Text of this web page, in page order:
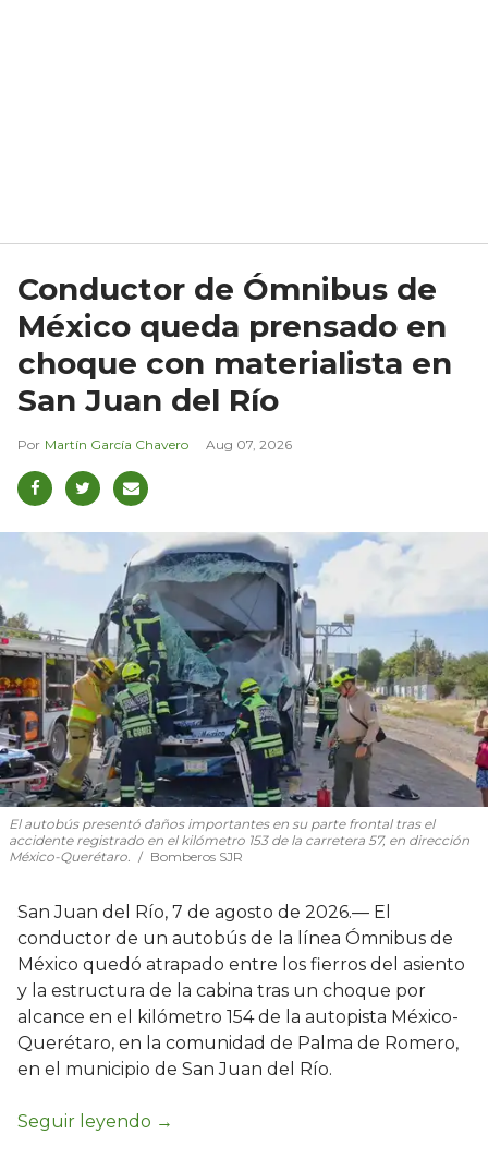
Conductor de Ómnibus de
México queda prensado en
choque con materialista en
San Juan del Río
Martín García Chavero Aug 07, 2026
El autobús presentó daños importantes en su parte frontal tras el
accidente registrado en el kilómetro 153 de la carretera 57, en dirección
México-Querétaro.
Bomberos SJR
San Juan del Río, 7 de agosto de 2026.— El
conductor de un autobús de la línea Ómnibus de
México quedó atrapado entre los fierros del asiento
y la estructura de la cabina tras un choque por
alcance en el kilómetro 154 de la autopista México-
Querétaro, en la comunidad de Palma de Romero,
en el municipio de San Juan del Río.